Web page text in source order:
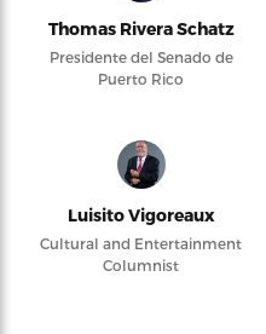
Thomas Rivera Schatz
Presidente del Senado de
Puerto Rico
Luisito Vigoreaux
Cultural and Entertainment
Columnist